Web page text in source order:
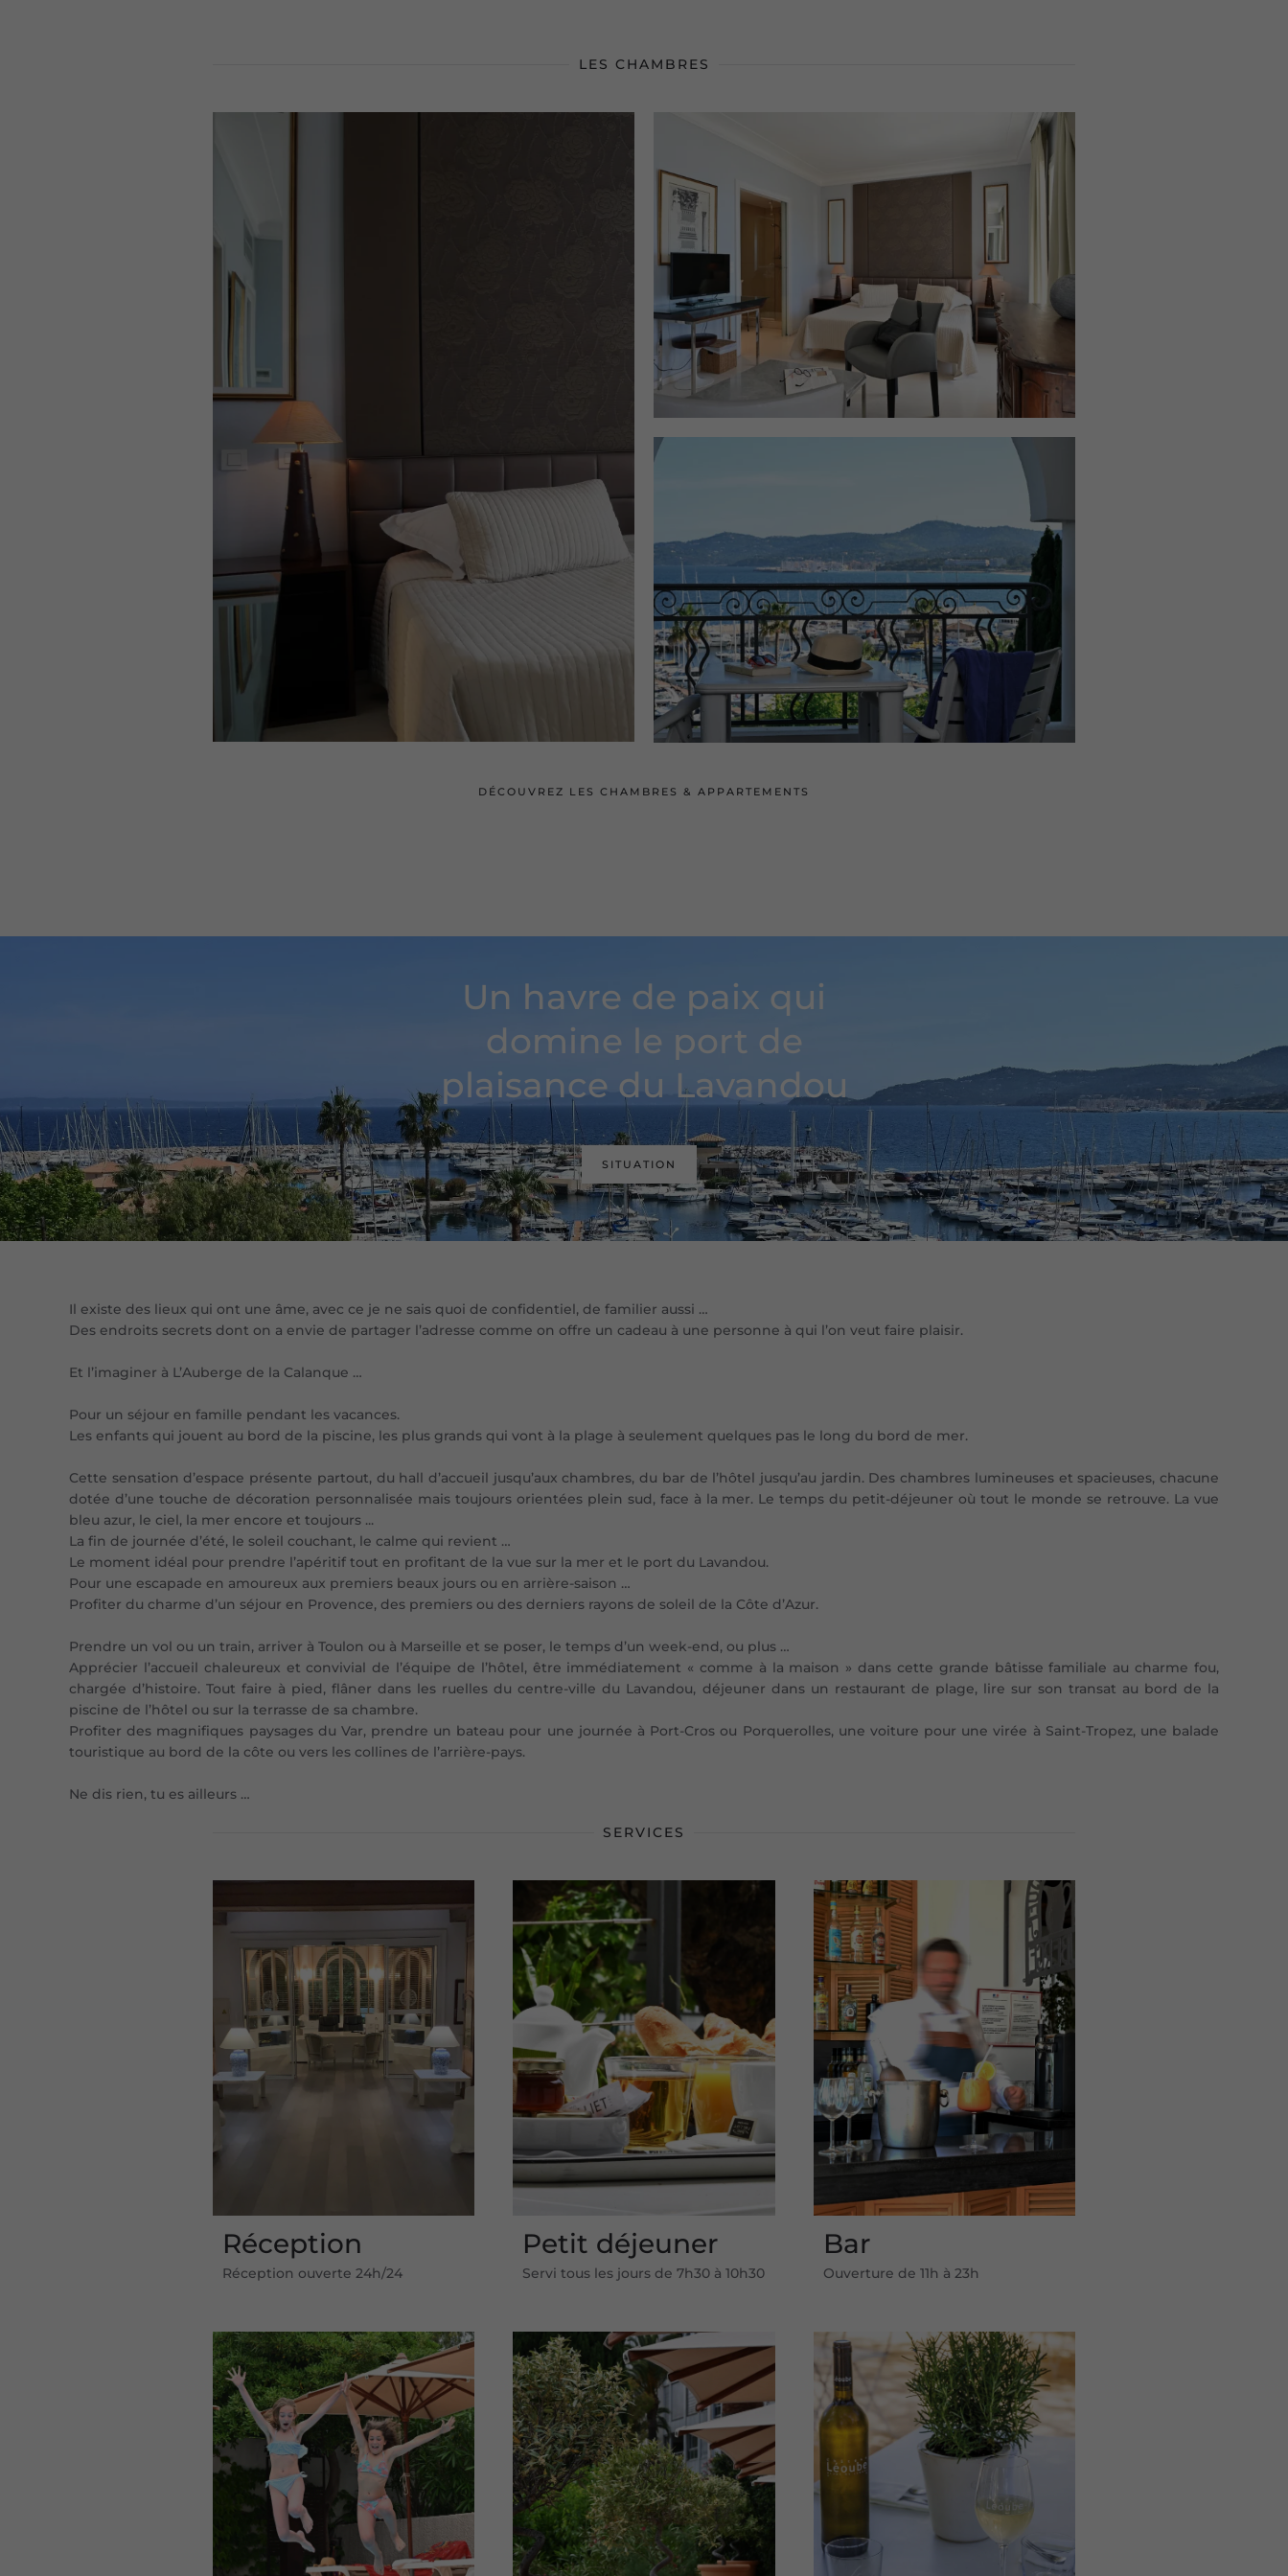
LES CHAMBRES
DÉCOUVREZ LES CHAMBRES & APPARTEMENTS
Un havre de paix qui
domine le port de
plaisance du Lavandou
SITUATION
Il existe des lieux qui ont une âme, avec ce je ne sais quoi de confidentiel, de familier aussi …
Des endroits secrets dont on a envie de partager l’adresse comme on offre un cadeau à une personne à qui l’on veut faire plaisir.
Et l’imaginer à L’Auberge de la Calanque …
Pour un séjour en famille pendant les vacances.
Les enfants qui jouent au bord de la piscine, les plus grands qui vont à la plage à seulement quelques pas le long du bord de mer.
Cette sensation d’espace présente partout, du hall d’accueil jusqu’aux chambres, du bar de l’hôtel jusqu’au jardin. Des chambres lumineuses et spacieuses, chacune
dotée d’une touche de décoration personnalisée mais toujours orientées plein sud, face à la mer. Le temps du petit-déjeuner où tout le monde se retrouve. La vue
bleu azur, le ciel, la mer encore et toujours ...
La fin de journée d’été, le soleil couchant, le calme qui revient …
Le moment idéal pour prendre l’apéritif tout en profitant de la vue sur la mer et le port du Lavandou.
Pour une escapade en amoureux aux premiers beaux jours ou en arrière-saison …
Profiter du charme d’un séjour en Provence, des premiers ou des derniers rayons de soleil de la Côte d’Azur.
Prendre un vol ou un train, arriver à Toulon ou à Marseille et se poser, le temps d’un week-end, ou plus …
Apprécier l’accueil chaleureux et convivial de l’équipe de l’hôtel, être immédiatement « comme à la maison » dans cette grande bâtisse familiale au charme fou,
chargée d’histoire. Tout faire à pied, flâner dans les ruelles du centre-ville du Lavandou, déjeuner dans un restaurant de plage, lire sur son transat au bord de la
piscine de l’hôtel ou sur la terrasse de sa chambre.
Profiter des magnifiques paysages du Var, prendre un bateau pour une journée à Port-Cros ou Porquerolles, une voiture pour une virée à Saint-Tropez, une balade
touristique au bord de la côte ou vers les collines de l’arrière-pays.
Ne dis rien, tu es ailleurs …
SERVICES
Réception
Réception ouverte 24h/24
Petit déjeuner
Servi tous les jours de 7h30 à 10h30
Bar
Ouverture de 11h à 23h